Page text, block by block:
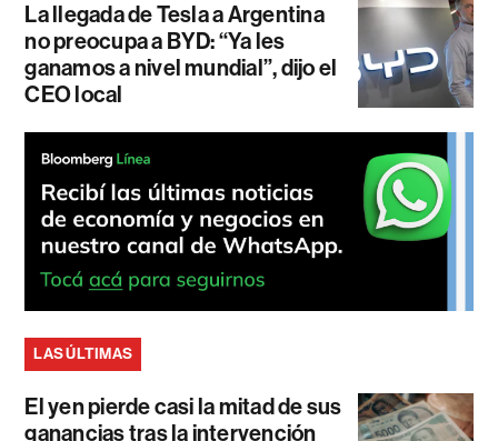
La llegada de Tesla a Argentina
no preocupa a BYD: “Ya les
ganamos a nivel mundial”, dijo el
CEO local
LAS ÚLTIMAS
El yen pierde casi la mitad de sus
ganancias tras la intervención